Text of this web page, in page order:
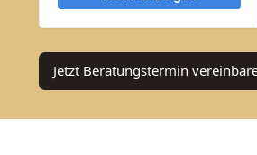
Jetzt Beratungstermin